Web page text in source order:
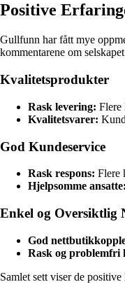
Positive
Gullfunn har fått mye
kommentarene om
Kvalitetsprodukter
Rask levering: Flere
Kvalitetsvarer:
God Kundeservice
Rask respons: Flere
Hjelpsomme ansatte:
Enkel og Oversiktlig
God
Rask og problemfri
Samlet sett viser de